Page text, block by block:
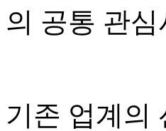
의 공통 관
기존 업계의